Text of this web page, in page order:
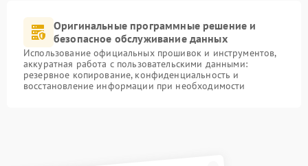
Оригинальные программные решение и
безопасное обслуживание данных
Использование официальных прошивок и инструментов,
аккуратная работа с пользовательскими данными:
резервное копирование, конфиденциальность и
восстановление информации при необходимости